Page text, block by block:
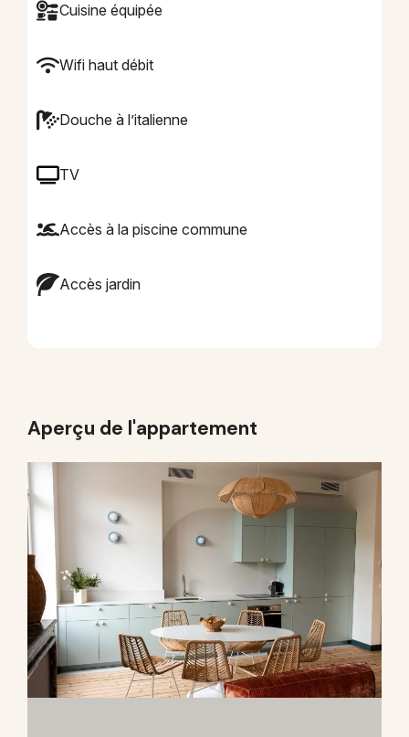
Cuisine équipée
Wifi haut débit
Douche à l’italienne
TV
Accès à la piscine commune
Accès jardin
Aperçu de l'appartement